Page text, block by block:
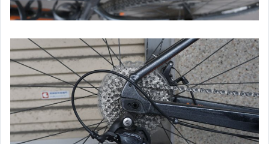
【LEICA】相機
【PENTAX】單眼系列
【CONTAX】單眼系列
【FUJIFILM】單眼系列
【OLYMPUS】43&M43系列